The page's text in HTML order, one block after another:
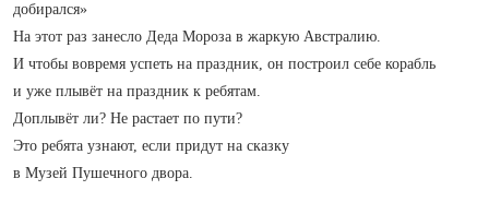
добирался»
На этот раз занесло Деда Мороза в жаркую Австралию.
И чтобы вовремя успеть на праздник, он построил себе корабль
и уже плывёт на праздник к ребятам.
Доплывёт ли? Не растает по пути?
Это ребята узнают, если придут на сказку
в Музей Пушечного двора.